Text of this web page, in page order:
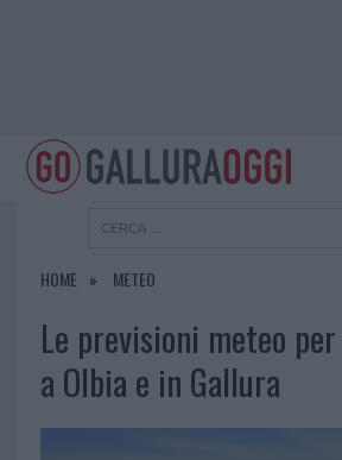
HOME METEO
Le previsioni meteo
a Olbia e in Gallura